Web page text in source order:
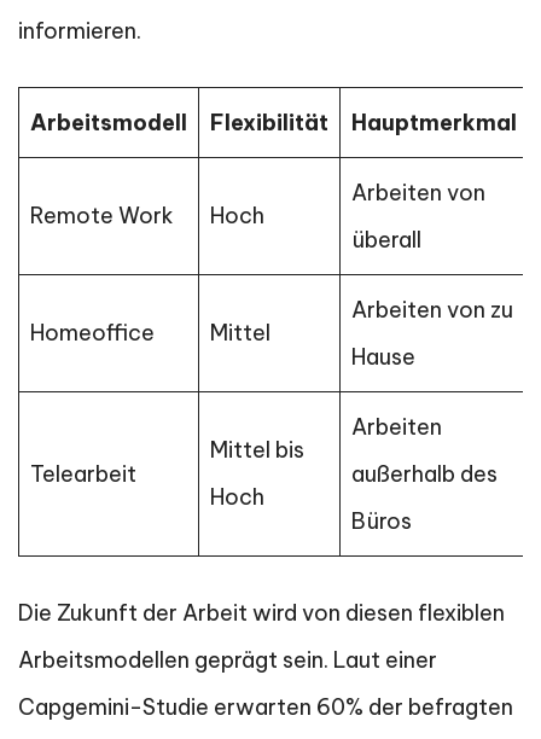
informieren.
Arbeitsmodell Flexibilität Hauptmerkmal
Remote Work Hoch
Arbeiten von
überall
Homeoffice Mittel
Arbeiten von zu
Hause
Telearbeit
Mittel bis
Hoch
Arbeiten
außerhalb des
Büros
Die Zukunft der Arbeit wird von diesen flexiblen
Arbeitsmodellen geprägt sein. Laut einer
Capgemini-Studie erwarten 60% der befragten